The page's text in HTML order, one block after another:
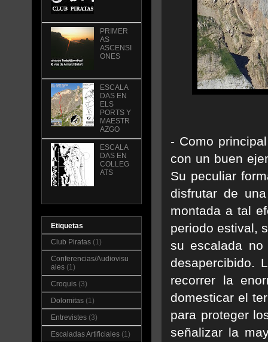
- Como
con un buen
Su peculiar
disfrutar de
montada a tal
periodo estival,
su escalada
desapercibido.
recorrer la
domesticar el
para proteger
señalizar la
PRIMER
AS
ASCENSI
ONES
ESCALA
DAS EN
ELS
PORTS Y
MAESTR
AZGO
ESCALA
DAS EN
COLLEG
ATS
Etiquetas
Club Piratas (1)
Conferencias/Audiovisu
ales (1)
Croquis (3)
Dolomitas (1)
Entrevistes (3)
Escaladas Artificiales (1)